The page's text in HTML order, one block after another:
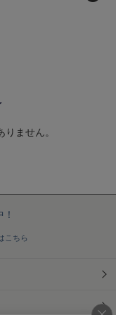
ません。
こちら